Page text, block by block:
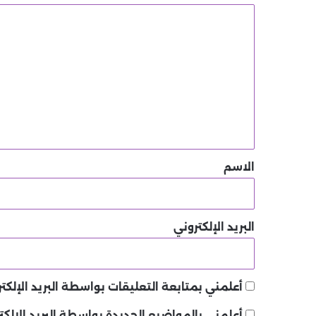
*الاسم
البريد الإلكتروني
أعلمني بمتابعة التعليقات بواسطة البريد